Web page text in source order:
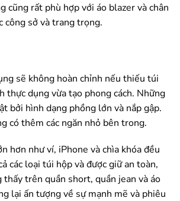
cũng rất phù hợp với áo blazer và chân
công sở và trang trọng.
sẽ không hoàn chỉnh nếu thiếu túi
thực dụng vừa tạo phong cách. Những
bởi hình dạng phồng lớn và nắp gập.
có thêm các ngăn nhỏ bên trong.
hơn như ví, iPhone và chìa khóa đều
các loại túi hộp và được giữ an toàn,
trên quần short, quần jean và áo
lại ấn tượng về sự mạnh mẽ và phiêu